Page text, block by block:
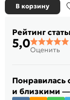
В корзину
Рейтинг
5,0Оценить
Понравилась
и близкими —